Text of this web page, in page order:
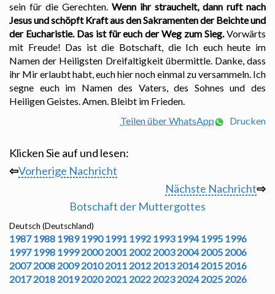
sein für die Gerechten. Wenn ihr strauchelt, dann ruft nach
Jesus und schöpft Kraft aus den Sakramenten der Beichte und
der Eucharistie. Das ist für euch der Weg zum Sieg.Vorwärts
mit Freude! Das ist die Botschaft, die Ich euch heute im
Namen der Heiligsten Dreifaltigkeit übermittle. Danke, dass
ihr Mir erlaubt habt, euch hier noch einmal zu versammeln. Ich
segne euch im Namen des Vaters, des Sohnes und des
Heiligen Geistes. Amen. Bleibt im Frieden.
Teilen über WhatsApp
Drucken
Klicken Sie auf und lesen:
⇦Vorherige Nachricht
Nächste Nachricht⇨
Botschaft der Muttergottes
Deutsch (Deutschland)
1987 1988 1989 1990 1991 1992 1993 1994 1995 1996
1997 1998 1999 2000 2001 2002 2003 2004 2005 2006
2007 2008 2009 2010 2011 2012 2013 2014 2015 2016
2017 2018 2019 2020 2021 2022 2023 2024 2025 2026